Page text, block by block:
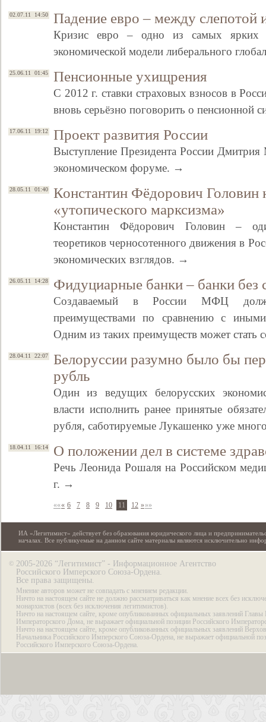
02.07.11 14:50 Падение евро – между слепотой
Кризис евро – одно из самых ярких
экономической модели либерального
25.06.11 01:45 Пенсионные ухищрения
С 2012 г. ставки страховых взносов в
вновь серьёзно поговорить о пенсионной
17.06.11 19:12 Проект развития России
Выступление Президента России
экономическом форуме. →
28.05.11 01:40
Константин Фёдорович Головин
«утопического марксизма»
Константин Фёдорович Головин –
теоретиков черносотенного движения в
экономических взглядов. →
26.05.11 14:28 Фидуциарные банки – банки без
Создаваемый в России МФЦ
преимуществами по сравнению с
Одним из таких преимуществ может стать
28.04.11 22:07
Белоруссии разумно было бы
рубль
Один из ведущих белорусских
власти исполнить ранее принятые
рубля, саботируемые Лукашенко уже
18.04.11 16:14 О положении дел в системе
Речь Леонида Рошаля на Российском
г. →
««« 6 7 8 9 10 11 12 »»»
ИА «Легитимист» действует без образования юридического лица и
началах. Все публикуемые на данном сайте материалы являются исключительно
© 2005-2026 “Легитимист” - Информационное Агентство
Российского Имперского Союза-Ордена.
Все права защищены.
Мнение авторов может не совпадать с мнением редакции.
Ничто на настоящем сайте не должно рассматриваться как мнение всех без
монархистов (всех без исключения легитимистов).
Ничто на настоящем сайте, кроме опубликованных официальных заявлений Главы
Императорского Дома, не выражает официальной позиции Российского
Ничто на настоящем сайте, кроме опубликованных официальных заявлений
Начальника Российского Имперского Союза-Ордена, не выражает официальной
Российского Имперского Союза-Ордена.